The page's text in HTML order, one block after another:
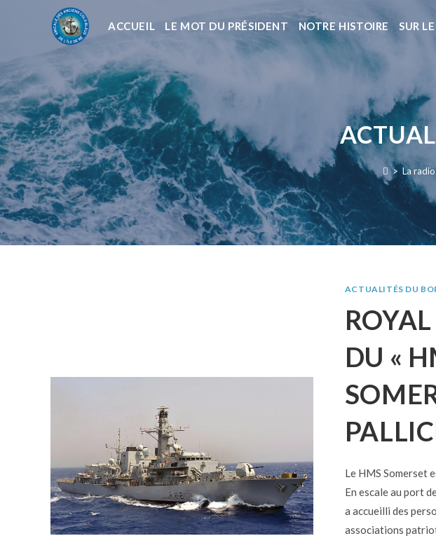
ACCUEIL LE MOT DU PRÉSIDENT NOTRE HISTOIRE SUR
> La
ACTUALITÉS DU
DU «
Le HMS Somerset
En escale au port
a accueilli des
associations